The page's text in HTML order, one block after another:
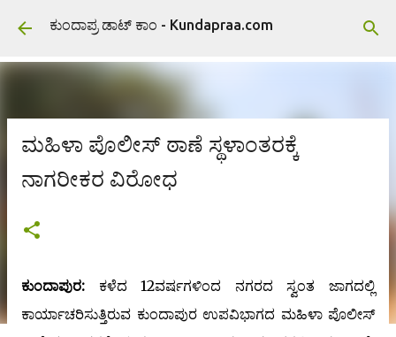
ವಿಷಯಕ್ಕೆ ಹೋಗಿ
ಕುಂದಾಪ್ರ ಡಾಟ್ ಕಾಂ - Kundapraa.com
ಮಹಿಳಾ ಪೊಲೀಸ್ ಠಾಣೆ ಸ್ಥಳಾಂತರಕ್ಕೆ
ನಾಗರೀಕರ ವಿರೋಧ
ಕುಂದಾಪುರ: ಕಳೆದ 12ವರ್ಷಗಳಿಂದ ನಗರದ ಸ್ವಂತ ಜಾಗದಲ್ಲಿ
ಕಾರ್ಯಾಚರಿಸುತ್ತಿರುವ ಕುಂದಾಪುರ ಉಪವಿಭಾಗದ ಮಹಿಳಾ ಪೊಲೀಸ್